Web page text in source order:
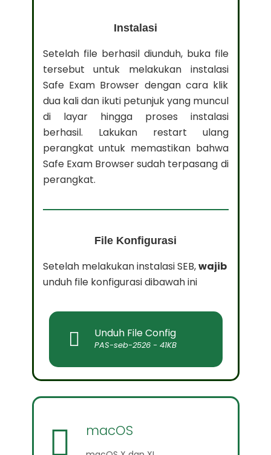
Instalasi
Setelah file berhasil diunduh, buka file
tersebut untuk melakukan instalasi
Safe Exam Browser dengan cara klik
dua kali dan ikuti petunjuk yang muncul
di layar hingga proses instalasi
berhasil. Lakukan restart ulang
perangkat untuk memastikan bahwa
Safe Exam Browser sudah terpasang di
perangkat.
File Konfigurasi
Setelah melakukan instalasi SEB,wajib
unduh file konfigurasi dibawah ini
Unduh File Config
PAS-seb-2526 - 41KB
macOS